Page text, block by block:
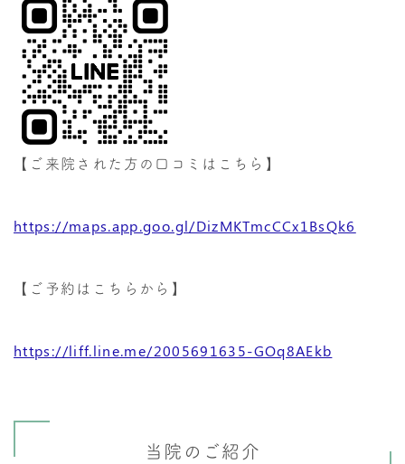
【ご来院された方の口コミはこちら】
https://maps.app.goo.gl/DizMKTmcCCx1BsQk6
【ご予約はこちらから】
https://liff.line.me/2005691635-GOq8AEkb
当院のご紹介